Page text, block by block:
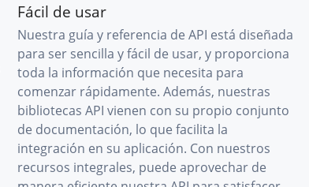
Fácil de usar
Nuestra guía y referencia de API está diseñada
para ser sencilla y fácil de usar, y proporciona
toda la información que necesita para
comenzar rápidamente. Además, nuestras
bibliotecas API vienen con su propio conjunto
de documentación, lo que facilita la
integración en su aplicación. Con nuestros
recursos integrales, puede aprovechar de